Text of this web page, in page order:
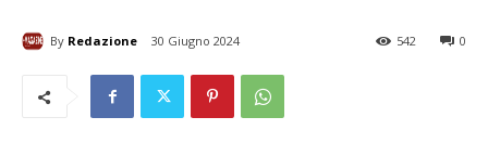
By Redazione 30 Giugno 2024 0
542